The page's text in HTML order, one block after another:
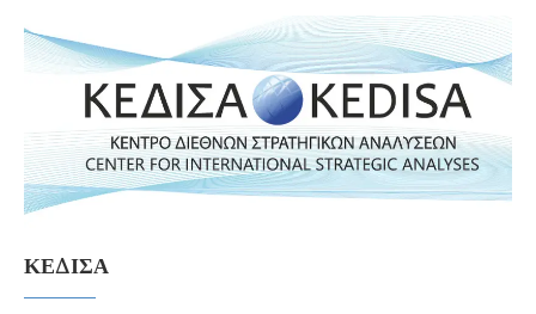
ΚΕΔΙΣΑ